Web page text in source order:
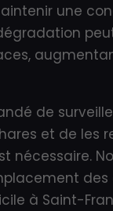
une
de
et de les
nécessaire.
des
à Saint-